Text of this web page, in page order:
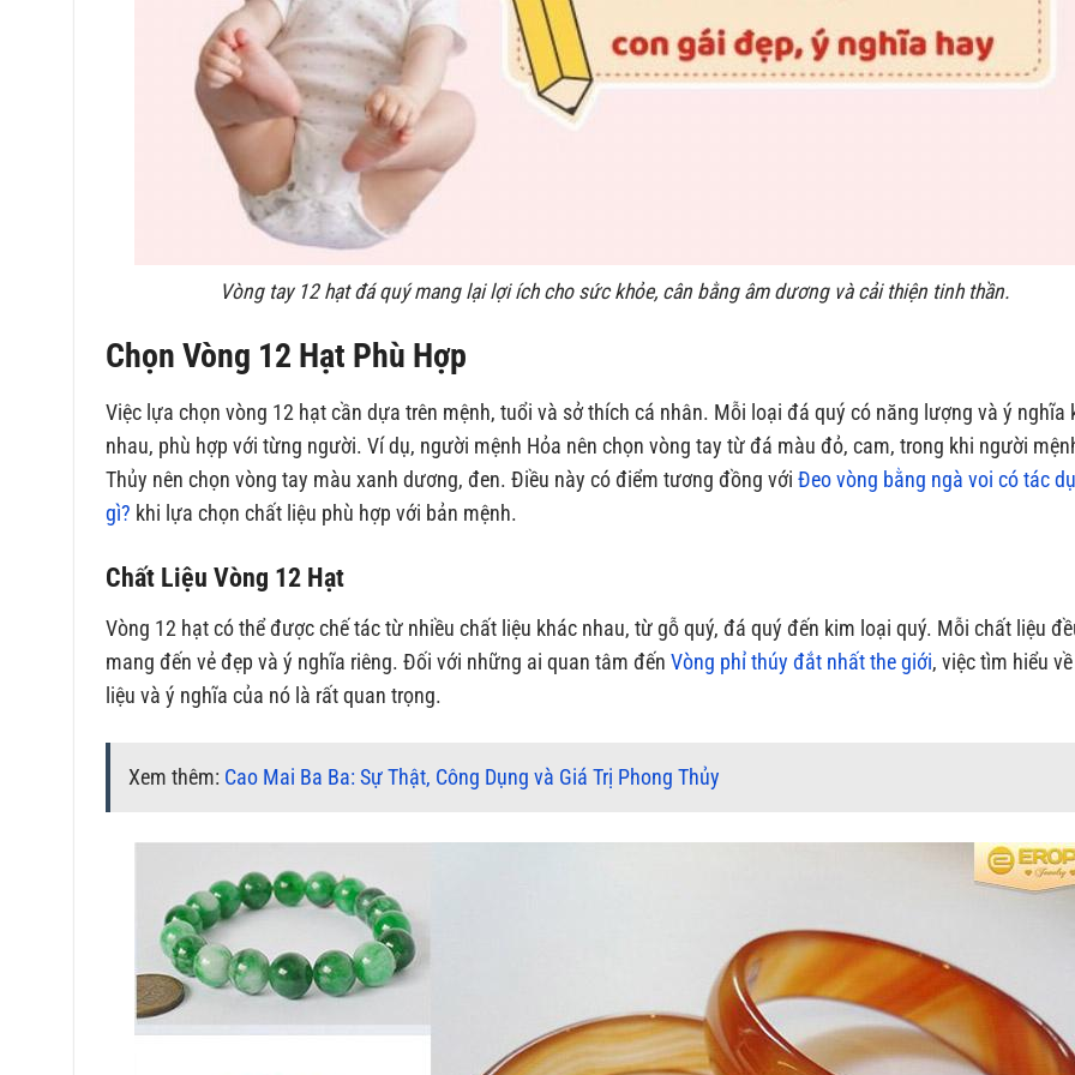
Vòng tay 12 hạt đá quý mang lại lợi ích cho sức khỏe, cân bằng âm dương và cải thiện tinh thần.
Chọn Vòng 12 Hạt Phù Hợp
Việc lựa chọn vòng 12 hạt cần dựa trên mệnh, tuổi và sở thích cá nhân. Mỗi loại đá quý có năng lượng và ý nghĩa
nhau, phù hợp với từng người. Ví dụ, người mệnh Hỏa nên chọn vòng tay từ đá màu đỏ, cam, trong khi người
Thủy nên chọn vòng tay màu xanh dương, đen. Điều này có điểm tương đồng vớiĐeo vòng bằng ngà voi có tác
gì? khi lựa chọn chất liệu phù hợp với bản mệnh.
Chất Liệu Vòng 12 Hạt
Vòng 12 hạt có thể được chế tác từ nhiều chất liệu khác nhau, từ gỗ quý, đá quý đến kim loại quý. Mỗi chất liệu
mang đến vẻ đẹp và ý nghĩa riêng. Đối với những ai quan tâm đếnVòng phỉ thúy đắt nhất the giới, việc tìm hiểu
liệu và ý nghĩa của nó là rất quan trọng.
Xem thêm: Cao Mai Ba Ba: Sự Thật, Công Dụng và Giá Trị Phong Thủy